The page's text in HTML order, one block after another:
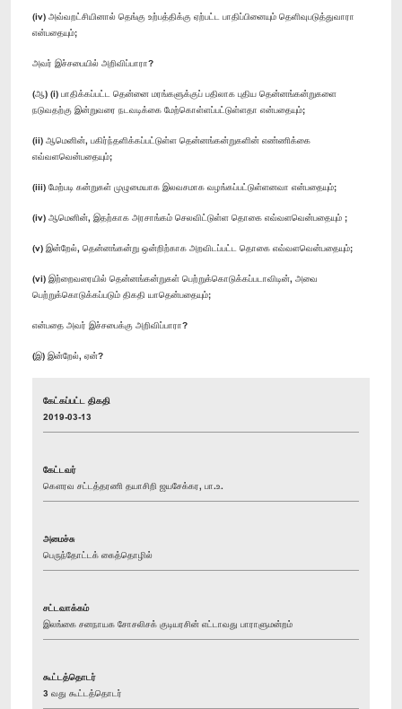
(iv) அவ்வறட்சியினால் தெங்கு உற்பத்திக்கு ஏற்பட்ட பாதிப்பினையும் தெளிவுபடுத்துவாரா
என்பதையும்;
அவர் இச்சபையில் அறிவிப்பாரா?
(ஆ) (i) பாதிக்கப்பட்ட தென்னை மரங்களுக்குப் பதிலாக புதிய தென்னங்கன்றுகளை
நடுவதற்கு இன்றுவரை நடவடிக்கை மேற்கொள்ளப்பட்டுள்ளதா என்பதையும்;
(ii) ஆமெனின், பகிர்ந்தளிக்கப்பட்டுள்ள தென்னங்கன்றுகளின் எண்ணிக்கை
எவ்வளவென்பதையும்;
(iii) மேற்படி கன்றுகள் முழுமையாக இலவசமாக வழங்கப்பட்டுள்ளனவா என்பதையும்;
(iv) ஆமெனின், இதற்காக அரசாங்கம் செலவிட்டுள்ள தொகை எவ்வளவென்பதையும் ;
(v) இன்றேல், தென்னங்கன்று ஒன்றிற்காக அறவிடப்பட்ட தொகை எவ்வளவென்பதையும்;
(vi) இற்றைவரையில் தென்னங்கன்றுகள் பெற்றுக்கொடுக்கப்படாவிடின், அவை
பெற்றுக்கொடுக்கப்படும் திகதி யாதென்பதையும்;
என்பதை அவர் இச்சபைக்கு அறிவிப்பாரா?
(இ) இன்றேல், ஏன்?
கேட்கப்பட்ட திகதி
2019-03-13
கேட்டவர்
கௌரவ சட்டத்தரணி தயாசிறி ஜயசேக்கர, பா.உ.
அமைச்சு
பெருந்தோட்டக் கைத்தொழில்
சட்டவாக்கம்
இலங்கை சனநாயக சோசலிசக் குடியரசின் எட்டாவது பாராளுமன்றம்
கூட்டத்தொடர்
3 வது கூட்டத்தொடர்